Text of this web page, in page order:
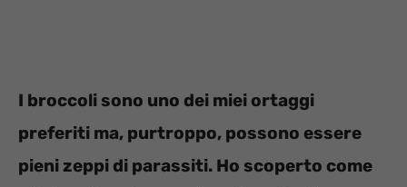
I broccoli sono uno dei miei ortaggi
preferiti ma, purtroppo, possono essere
pieni zeppi di parassiti. Ho scoperto come